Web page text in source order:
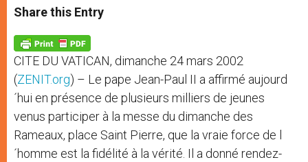
t
s
p
p
s
e
g
e
r
e
b
o
k
Share this Entry
CITE DU VATICAN, dimanche 24 mars 2002
(ZENIT.org) – Le pape Jean-Paul II a affirmé aujourd
´hui en présence de plusieurs milliers de jeunes
venus participer à la messe du dimanche des
Rameaux, place Saint Pierre, que la vraie force de l
´homme est la fidélité à la vérité. Il a donné rendez-